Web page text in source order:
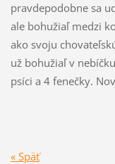
pravdepodobne sa
ale bohužiaľ medzi
ako svoju
už bohužiaľ v
psíci a 4 fenečky.
« Späť